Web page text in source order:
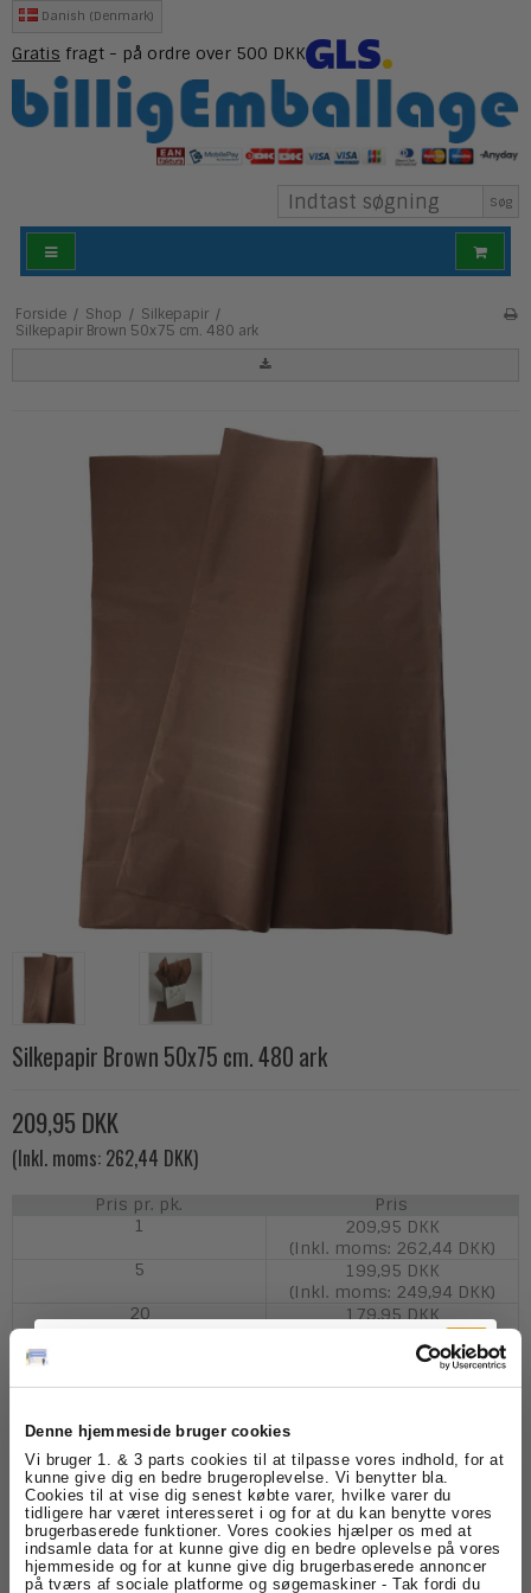
Denne hjemmeside bruger cookies
Vi bruger 1. & 3 parts cookies til at tilpasse vores indhold, for at
kunne give dig en bedre brugeroplevelse. Vi benytter bla.
Cookies til at vise dig senest købte varer, hvilke varer du
tidligere har været interesseret i og for at du kan benytte vores
brugerbaserede funktioner. Vores cookies hjælper os med at
indsamle data for at kunne give dig en bedre oplevelse på vores
hjemmeside og for at kunne give dig brugerbaserede annoncer
på tværs af sociale platforme og søgemaskiner - Tak fordi du
Danish (Denmark)
Gratis fragt - på ordre over 500 DKK
Søg
Forside / Shop / Silkepapir /
Silkepapir Brown 50x75 cm. 480 ark
Silkepapir Brown 50x75 cm. 480 ark
209,95 DKK
(Inkl. moms: 262,44 DKK)
Pris pr. pk.
Pris
1
209,95 DKK
(Inkl. moms: 262,44 DKK)
5
199,95 DKK
(Inkl. moms: 249,94 DKK)
20
179,95 DKK
Model/Varenr.:
SLP907
Lagerstatus:
På lager
pk. Køb
Tilmeld dig
nyhedsbrevet
Få skarpe tilbud, nyheder og eksklusive
kundefordele, direkte i din indbakke.